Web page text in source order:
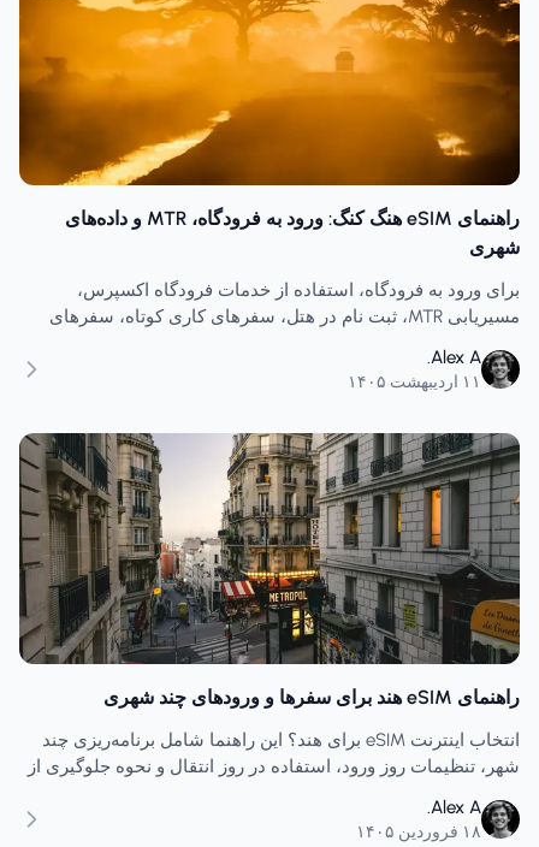
راهنمای eSIM هنگ کنگ: ورود به فرودگاه، MTR و داده‌های
شهری
برای ورود به فرودگاه، استفاده از خدمات فرودگاه اکسپرس،
مسیریابی MTR، ثبت نام در هتل، سفرهای کاری کوتاه، سفرهای
انتخاب کنید.
Alex A.
۱۱ اردیبهشت ۱۴۰۵
راهنمای eSIM هند برای سفرها و ورودهای چند شهری
انتخاب اینترنت eSIM برای هند؟ این راهنما شامل برنامه‌ریزی چند
شهر، تنظیمات روز ورود، استفاده در روز انتقال و نحوه جلوگیری از
Alex A.
۱۸ فروردین ۱۴۰۵